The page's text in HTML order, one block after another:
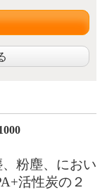
粉塵、におい
活性炭の２